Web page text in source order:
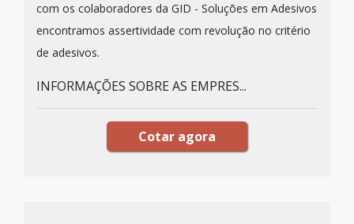
com os colaboradores da GID - Soluções em Adesivos
encontramos assertividade com revolução no critério
de adesivos.
INFORMAÇÕES SOBRE AS EMPRES...
Cotar agora